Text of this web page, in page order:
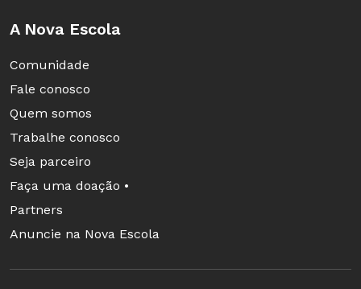
A Nova Escola
Comunidade
Fale conosco
Quem somos
Trabalhe conosco
Seja parceiro
Faça uma doação •
Partners
Anuncie na Nova Escola